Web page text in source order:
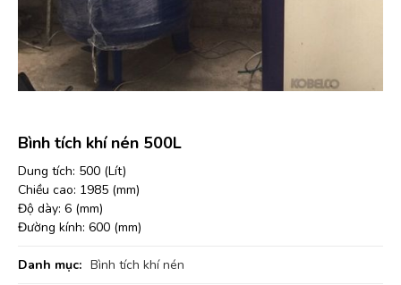
Bình tích khí nén 500L
Dung tích: 500 (Lít)
Chiều cao: 1985 (mm)
Độ dày: 6 (mm)
Đường kính: 600 (mm)
Danh mục: Bình tích khí nén